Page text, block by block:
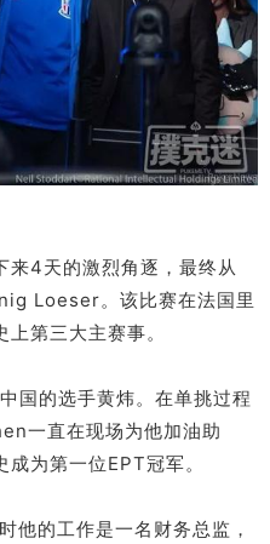
来4天的激烈角逐，最终从
Loeser。该比赛在法国里
第三大主赛事。
国的选手黄炜。在单挑过程
一直在现场为他加油助
为第一位EPT冠军。
他的工作是一名财务总监，